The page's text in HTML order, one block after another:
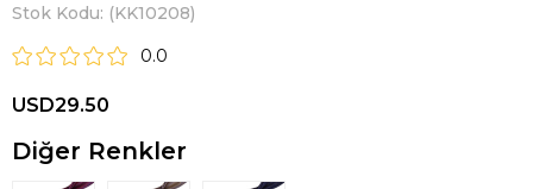
Stok Kodu (KK10208)
0.0
USD29.50
Diğer Renkler